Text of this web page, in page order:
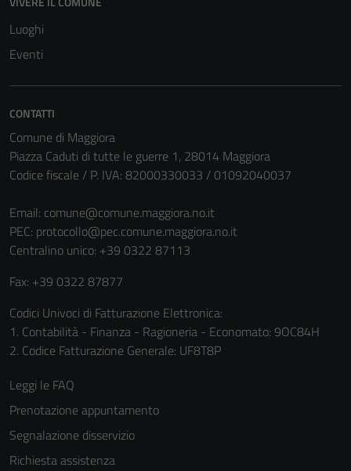
Luoghi
Eventi
CONTATTI
Comune di Maggiora
Piazza Caduti di tutte le guerre 1, 28014 Maggiora
Codice fiscale / P. IVA: 82000330033 / 01092040037
Email: comune@comune.maggiora.no.it
PEC: protocollo@pec.comune.maggiora.no.it
Centralino unico: +39 0322 87113
Fax: +39 0322 87877
Codici Univoci di Fatturazione Elettronica:
1. Contabilità - Finanza - Ragioneria - Economato: 9OC84H
2. Codice Fatturazione Generale: UF8T8P
Leggi le FAQ
Prenotazione appuntamento
Segnalazione disservizio
Richiesta assistenza